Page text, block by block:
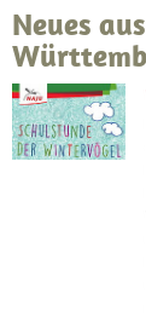
Neues